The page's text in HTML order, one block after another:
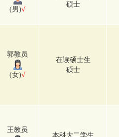
(男)√
硕士
郭教员
(女)√
在读硕士生
硕士
王教员
本科大二学生